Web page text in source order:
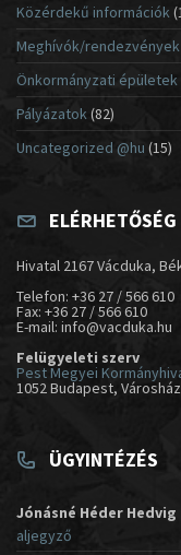
Közérdekű információk
Meghívók/rendezvények
Önkormányzati
Pályázatok (82)
Uncategorized @hu (15)
ELÉRHETŐSÉG
Hivatal 2167 Vácduka,
Telefon: +36 27 / 566 610
Fax: +36 27 / 566 610
E-mail: info@vacduka.hu
Felügyeleti szerv
Pest Megyei
1052 Budapest,
ÜGYINTÉZÉS
Jónásné Héder Hedvig
aljegyző